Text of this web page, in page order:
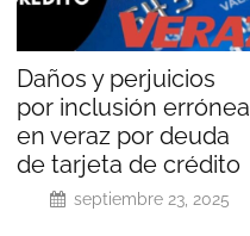
Daños y perjuicios
por inclusión errónea
en veraz por deuda
de tarjeta de crédito
septiembre 23, 2025